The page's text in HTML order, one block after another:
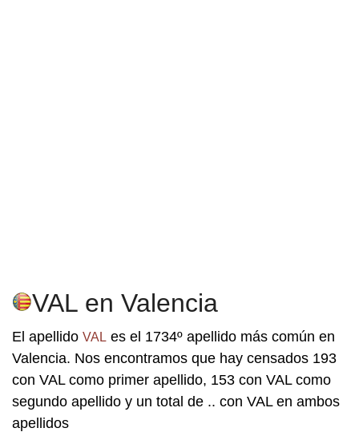
VAL en Valencia
El apellido VAL es el 1734º apellido más común en
Valencia. Nos encontramos que hay censados 193
con VAL como primer apellido, 153 con VAL como
segundo apellido y un total de .. con VAL en ambos
apellidos